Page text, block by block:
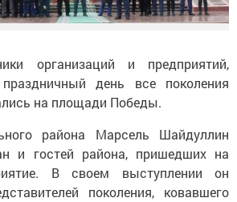
организаций и предприятий,
день все поколения
на площади Победы.
района Марсель Шайдуллин
и гостей района, пришедших на
В своем выступлении он
поколения, ковавшего